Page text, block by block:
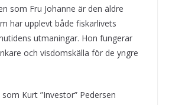
som Fru Johanne är den äldre
har upplevt både fiskarlivets
utmaningar. Hon fungerar
och visdomskälla för de yngre
Kurt ”Investor” Pedersen